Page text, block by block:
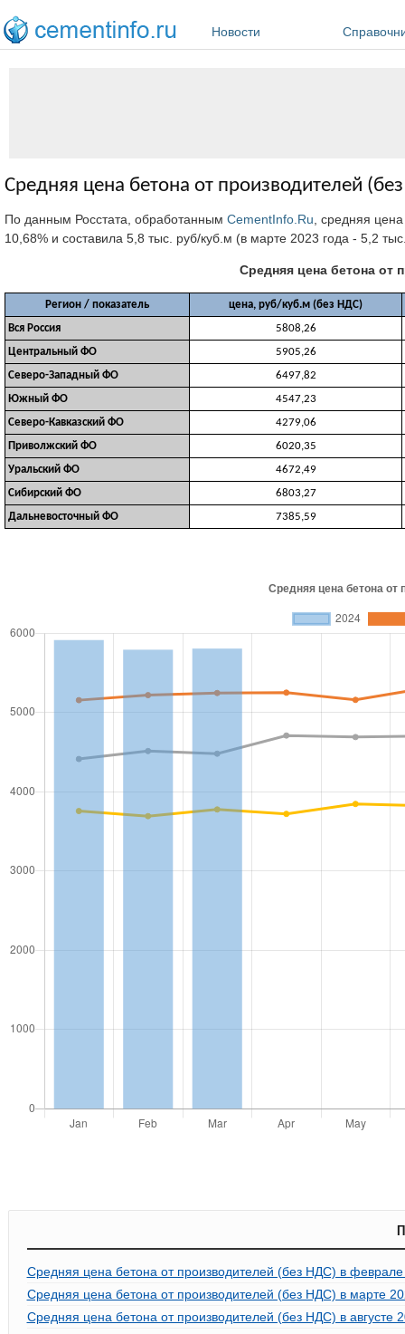
Новости
Средняя цена бетона от производителей
По данным Росстата, обработанным CementInfo.Ru , средняя
10,68% и составила 5,8 тыс. руб/куб.м (в марте 2023 года - 5,2
Средняя цена бетона от
Регион / показатель
цена, руб/куб.м (без НДС)
Вся Россия
5808,26
Центральный ФО
5905,26
Северо-Западный ФО
6497,82
Южный ФО
4547,23
Северо-Кавказский ФО
4279,06
Приволжский ФО
6020,35
Уральский ФО
4672,49
Сибирский ФО
6803,27
Дальневосточный ФО
7385,59
Средняя цена бетона от производителей (без НДС) в феврале
Средняя цена бетона от производителей (без НДС) в марте
Средняя цена бетона от производителей (без НДС) в августе